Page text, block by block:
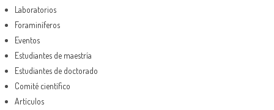
Laboratorios
Foraminíferos
Eventos
Estudiantes de maestría
Estudiantes de doctorado
Comité científico
Artículos